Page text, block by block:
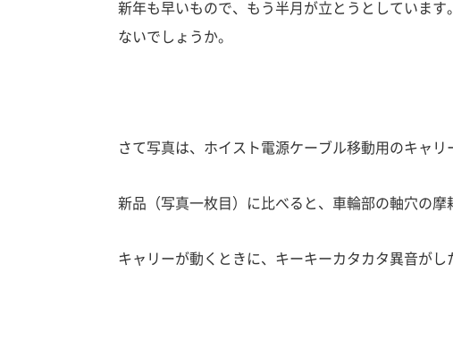
新年も早いもので、もう半月が立とうとしていま
ないでしょうか。
さて写真は、ホイスト電源ケーブル移動用のキャ
新品（写真一枚目）に比べると、車輪部の軸穴の摩
キャリーが動くときに、キーキーカタカタ異音がし